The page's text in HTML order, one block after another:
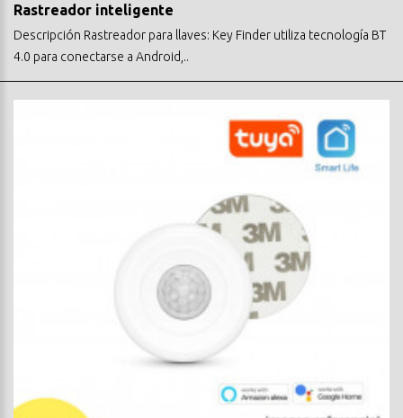
Rastreador inteligente
Descripción Rastreador para llaves: Key Finder utiliza tecnología BT
4.0 para conectarse a Android,..